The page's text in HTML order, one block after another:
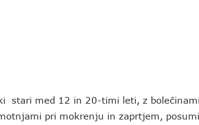
stari med 12 in 20-timi leti, z
pri mokrenju in zaprtjem,